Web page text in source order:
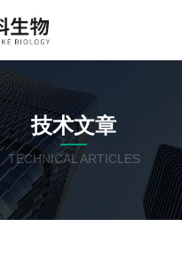
技术文章
TECHNICAL ARTICLES